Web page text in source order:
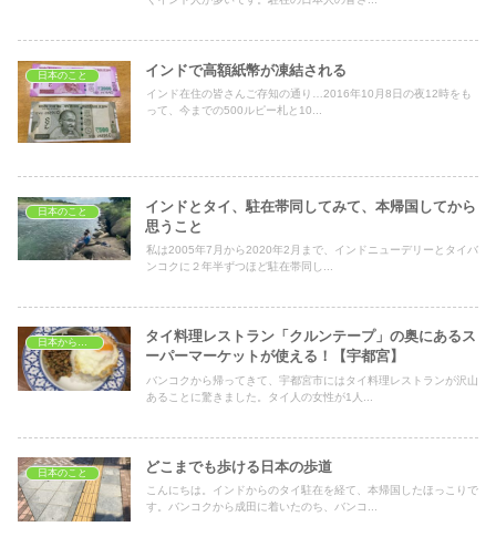
日本のこと インドで高額紙幣が凍結される
インド在住の皆さんご存知の通り…2016年10月8日の夜12時をも
って、今までの500ルピー札と10...
日本のこと
インドとタイ、駐在帯同してみて、本帰国してから
思うこと
私は2005年7月から2020年2月まで、インドニューデリーとタイバ
ンコクに２年半ずつほど駐在帯同し...
タイ料理レストラン「クルンテープ」の奥にあるス
ーパーマーケットが使える！【宇都宮】
バンコクから帰ってきて、宇都宮市にはタイ料理レストランが沢山
あることに驚きました。タイ人の女性が1人...
日本のこと どこまでも歩ける日本の歩道
こんにちは。インドからのタイ駐在を経て、本帰国したほっこりで
す。バンコクから成田に着いたのち、バンコ...